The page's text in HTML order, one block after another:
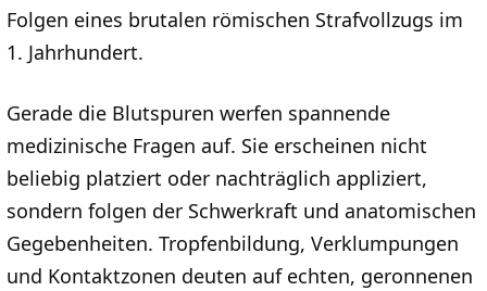
Folgen eines brutalen römischen Strafvollzugs im
1. Jahrhundert.
Gerade die Blutspuren werfen spannende
medizinische Fragen auf. Sie erscheinen nicht
beliebig platziert oder nachträglich appliziert,
sondern folgen der Schwerkraft und anatomischen
Gegebenheiten. Tropfenbildung, Verklumpungen
und Kontaktzonen deuten auf echten, geronnenen